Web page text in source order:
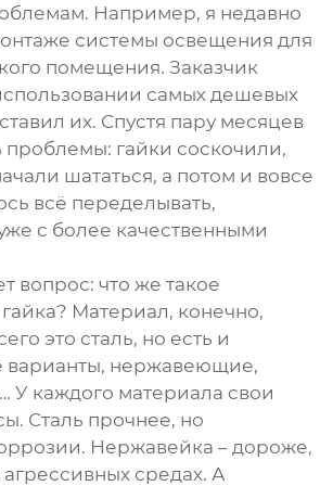
Например, я недавно
системы освещения для
помещения. Заказчик
самых дешевых
их. Спустя пару месяцев
гайки соскочили,
шататься, а потом и вовсе
всё переделывать,
с более качественными
вопрос: что же такое
Материал, конечно,
это сталь, но есть и
варианты, нержавеющие,
У каждого материала свои
Сталь прочнее, но
Нержавейка – дороже,
средах. А